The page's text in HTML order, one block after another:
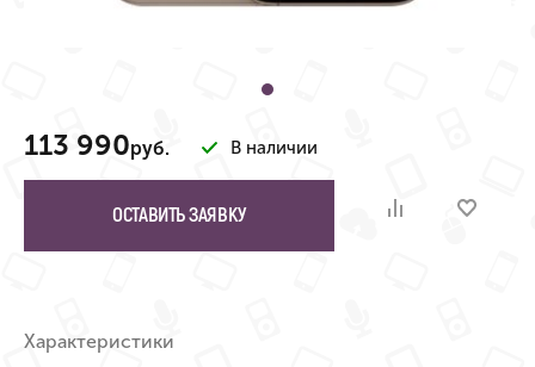
113 990руб. В наличии
ОСТАВИТЬ ЗАЯВКУ
Характеристики